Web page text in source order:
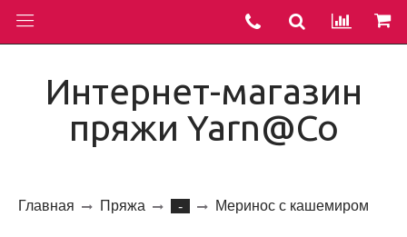
Интернет-магазин
пряжи Yarn@Co
Главная Пряжа - Меринос с кашемиром